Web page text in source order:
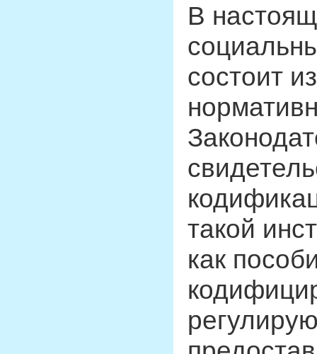
В
состоит
такой
как